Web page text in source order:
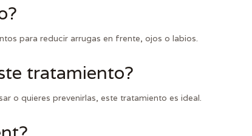
para reducir arrugas en frente, ojos o labios.
tratamiento?
o quieres prevenirlas, este tratamiento es ideal.